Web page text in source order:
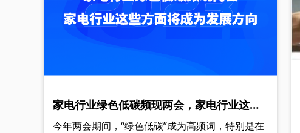
家电行业绿色低碳频现两会，家电行业这些
方面将成为发展方向
今年两会期间，“绿色低碳”成为高频词，特别是在